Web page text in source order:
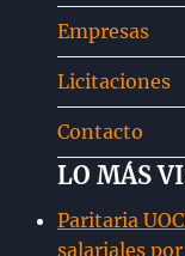
Empresas
Licitaciones
Contacto
LO MÁS
Paritaria
salariales